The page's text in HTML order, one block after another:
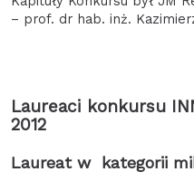
– prof. dr hab. inż.
Laureaci konkursu
2012
Laureat w kategorii